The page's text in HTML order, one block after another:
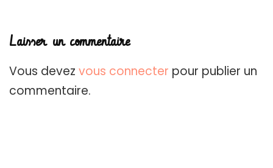
Laisser un commentaire
Vous devez vous connecter pour publier un
commentaire.